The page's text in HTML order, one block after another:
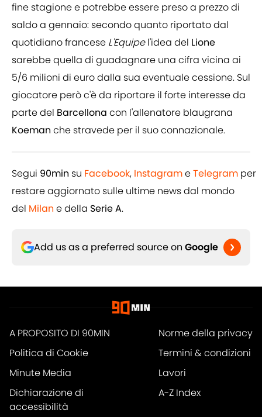
fine stagione e potrebbe essere preso a prezzo di
saldo a gennaio: secondo quanto riportato dal
quotidiano francese L'Equipel'idea del Lione
sarebbe quella di guadagnare una cifra vicina ai
5/6 milioni di euro dalla sua eventuale cessione. Sul
giocatore però c'è da riportare il forte interesse da
parte del Barcellona con l'allenatore blaugrana
Koeman che stravede per il suo connazionale.
Segui 90min su Facebook, InstagrameTelegram per
restare aggiornato sulle ultime news dal mondo
del Milan e della Serie A.
Add us as a preferred source on Google
A PROPOSITO DI 90MIN
Norme della privacy
Politica di Cookie
Termini & condizioni
Minute Media
Lavori
Dichiarazione di
accessibilità
A-Z Index